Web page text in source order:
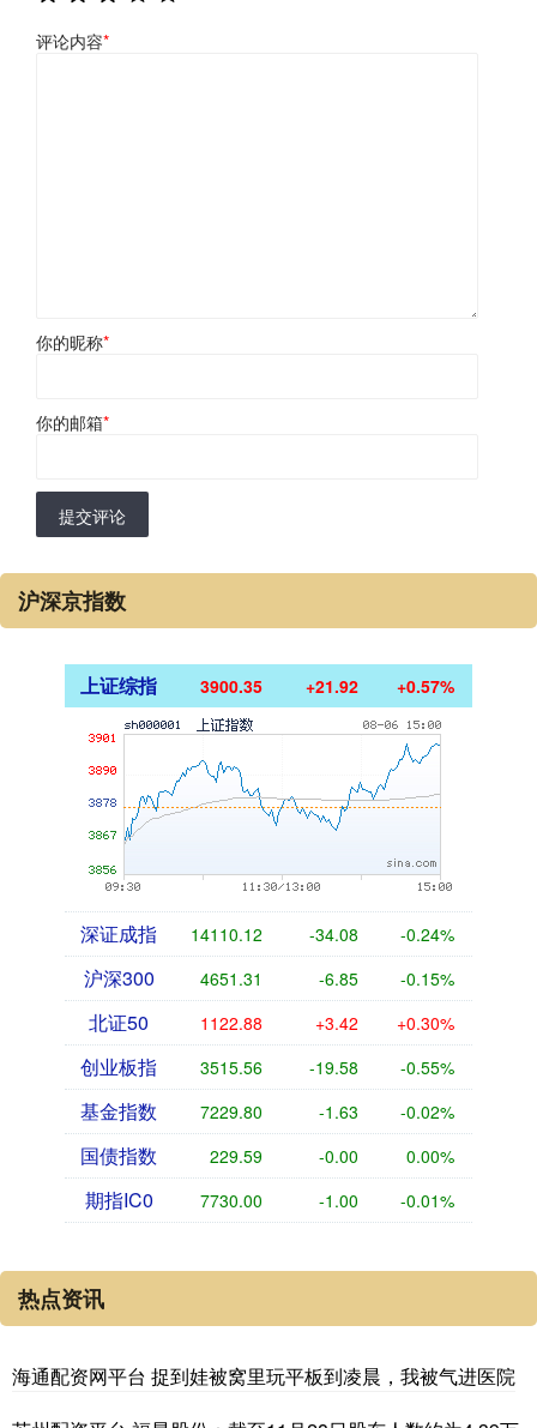
评论内容*
你的昵称*
你的邮箱*
提交评论
沪深京指数
上证综指 3900.35 +21.92 +0.57%
深证成指 14110.12 -34.08 -0.24%
沪深300 4651.31 -6.85 -0.15%
北证50 1122.88 +3.42 +0.30%
创业板指 3515.56 -19.58 -0.55%
基金指数 7229.80 -1.63 -0.02%
国债指数 229.59 -0.00 0.00%
期指IC0 7730.00 -1.00 -0.01%
热点资讯
海通配资网平台 捉到娃被窝里玩平板到凌晨，我被气进医院